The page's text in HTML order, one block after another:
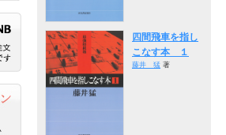
四間飛車を指し
こなす本 １
藤井 猛 著